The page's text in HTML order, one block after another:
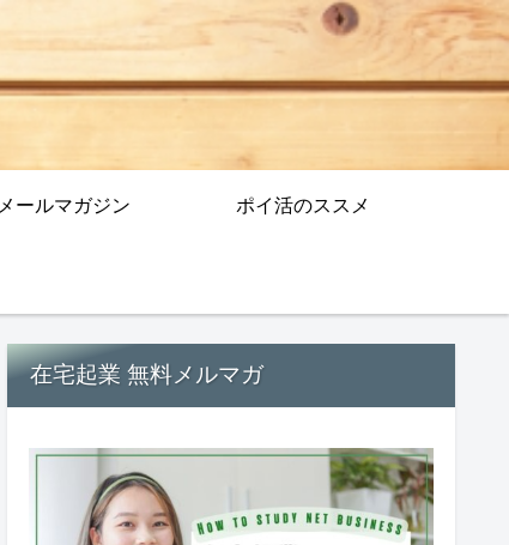
メールマガジン ポイ活のススメ
在宅起業 無料メルマガ